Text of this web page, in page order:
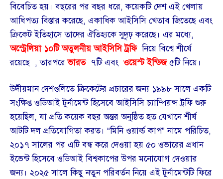
বিবেচিত হয়। বছরের পর বছর ধরে, কয়েকটি দেশ এই খেলায়
আধিপত্য বিস্তার করেছে, একাধিক আইসিসি খেতাব জিতেছে এবং
ক্রিকেট ইতিহাসে তাদের ঐতিহ্যকে সুদৃঢ় করেছে। এর মধ্যে,
অস্ট্রেলিয়া ১০টি অতুলনীয় আইসিসি ট্রফিনিয়ে বিশ্বে শীর্ষে
রয়েছে , তারপরেভারত৭টি এবং ওয়েস্ট ইন্ডিজ৫টি নিয়ে।
উদীয়মান দেশগুলিতে ক্রিকেটের প্রচারের জন্য ১৯৯৮ সালে একটি
সংক্ষিপ্ত ওডিআই টুর্নামেন্ট হিসেবে আইসিসি চ্যাম্পিয়ন্স ট্রফি শুরু
হয়েছিল, যা প্রতি কয়েক বছর অন্তর অনুষ্ঠিত হত যেখানে শীর্ষ
আটটি দল প্রতিযোগিতা করত। “মিনি ওয়ার্ল্ড কাপ” নামে পরিচিত,
২০১৭ সালের পর এটি বন্ধ করে দেওয়া হয় ৫০ ওভারের প্রধান
ইভেন্ট হিসেবে ওডিআই বিশ্বকাপের উপর মনোযোগ দেওয়ার
জন্য। ২০২৫ সালে কিছু নতুন পরিবর্তন নিয়ে এই টুর্নামেন্টটি ফিরে